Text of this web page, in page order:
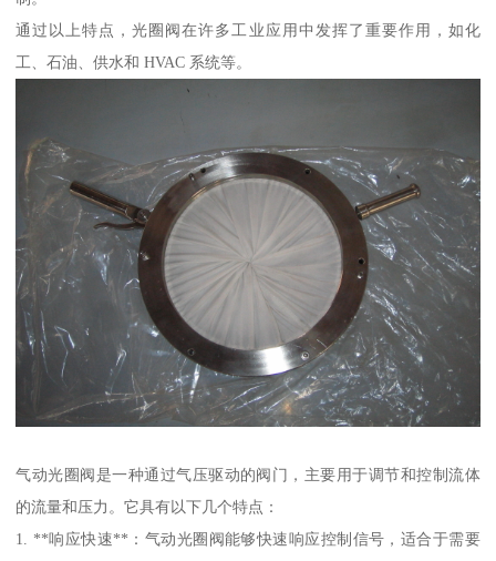
通过以上特点，光圈阀在许多工业应用中发挥了重要作用，如化
工、石油、供水和 HVAC 系统等。
气动光圈阀是一种通过气压驱动的阀门，主要用于调节和控制流体
的流量和压力。它具有以下几个特点：
1. **响应快速**：气动光圈阀能够快速响应控制信号，适合于需要